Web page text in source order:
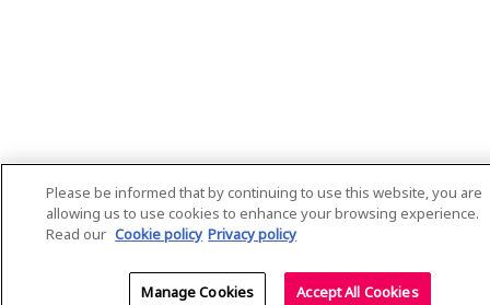
Please be informed that by continuing to use this website, you are
allowing us to use cookies to enhance your browsing experience.
Read our Cookie policy Privacy policy
Manage Cookies Accept All Cookies